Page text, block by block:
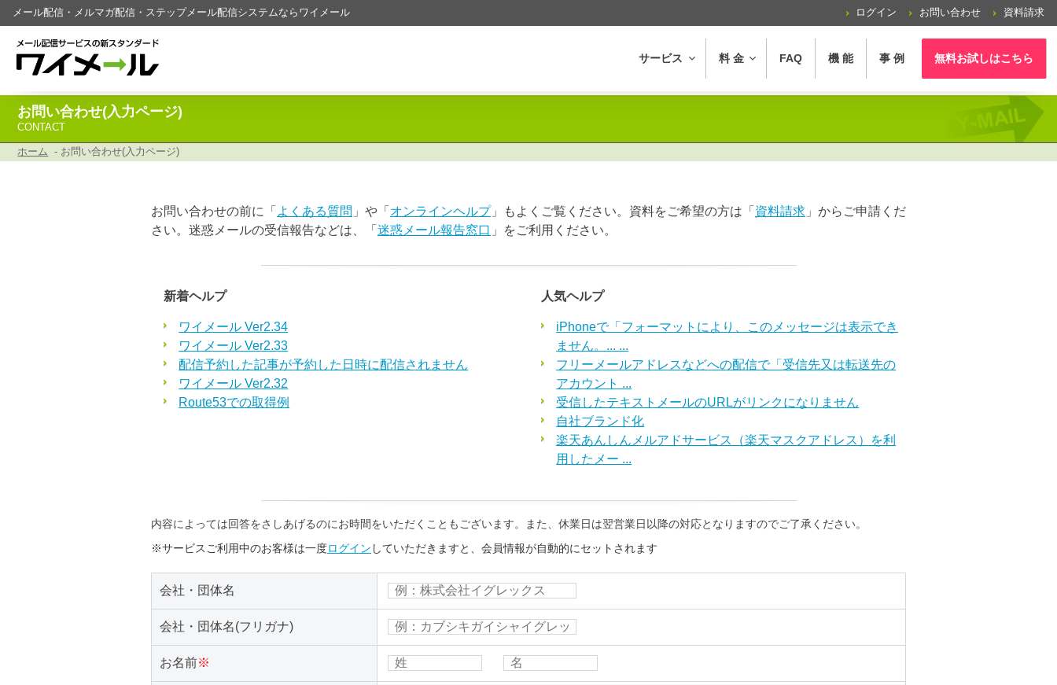
メール配信・メルマガ配信・ステップメール配信システムならワイメール 資料請求
お問い合わせ
ログイン
無料お試しはこちら
サービス 料 金 FAQ 機 能 事 例
お問い合わせ(入力ページ)
CONTACT
ホーム - お問い合わせ(入力ページ)
お問い合わせの前に「 よくある質問 」や「 オンラインヘルプ」もよくご覧ください。資料をご希望の方は「 資料請求」からご申請くだ
さい。迷惑メールの受信報告などは、「 迷惑メール報告窓口 」をご利用ください。
新着ヘルプ
ワイメール Ver2.34
ワイメール Ver2.33
配信予約した記事が予約した日時に配信されません
ワイメール Ver2.32
Route53での取得例
人気ヘルプ
iPhoneで「フォーマットにより、このメッセージは表示でき
ません。... ...
フリーメールアドレスなどへの配信で「受信先又は転送先の
アカウント ...
受信したテキストメールのURLがリンクになりません
自社ブランド化
楽天あんしんメルアドサービス（楽天マスクアドレス）を利
用したメー ...
内容によっては回答をさしあげるのにお時間をいただくこともございます。また、休業日は翌営業日以降の対応となりますのでご了承ください。
※サービスご利用中のお客様は一度ログイン していただきますと、会員情報が自動的にセットされます
会社・団体名
会社・団体名(フリガナ)
お名前※